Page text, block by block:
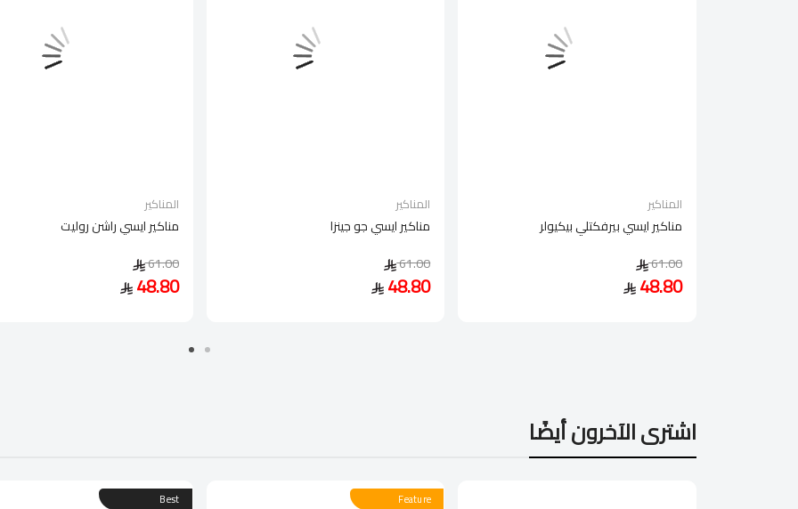
المناكير
مناكير ايسي راشن روليت
61.00
48.80
المناكير
مناكير ايسي جو جينزا
61.00
48.80
المناكير
مناكير ايسي بيرفكتلي بيكيولر
61.00
48.80
اشترى الآخرون أيضًا
Best Feature